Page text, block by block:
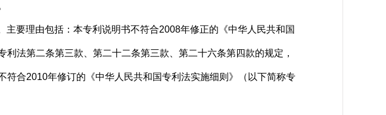
要理由包括：本专利说明书不符合2008年修正的《中华人民共和国
法第二条第三款、第二十二条第三款、第二十六条第四款的规定，
合2010年修订的《中华人民共和国专利法实施细则》（以下简称专